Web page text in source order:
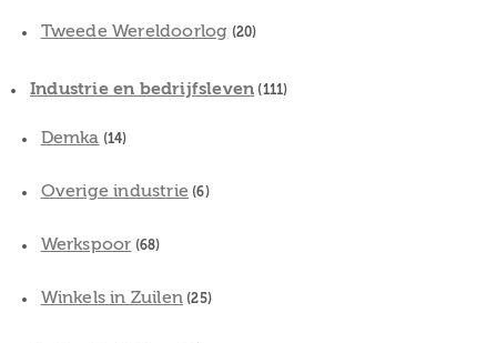
Tweede Wereldoorlog (20)
Industrie en bedrijfsleven (111)
Demka (14)
Overige industrie (6)
Werkspoor (68)
Winkels in Zuilen (25)